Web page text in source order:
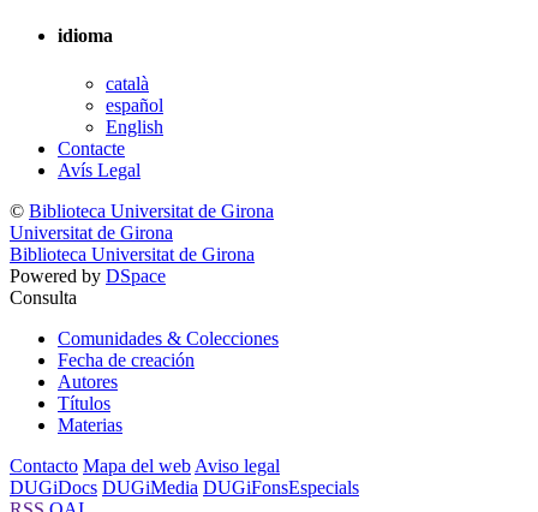
idioma
català
español
English
Contacte
Avís Legal
© Biblioteca Universitat de Girona
Universitat de Girona
Biblioteca Universitat de Girona
Powered by DSpace
Consulta
Comunidades & Colecciones
Fecha de creación
Autores
Títulos
Materias
Contacto Mapa del web Aviso legal
DUGiDocs DUGiMedia DUGiFonsEspecials